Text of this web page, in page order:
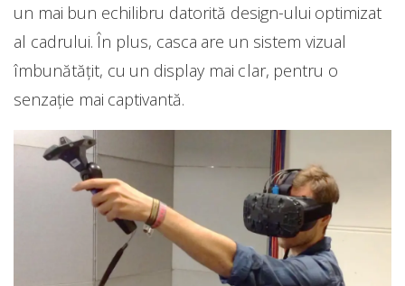
un mai bun echilibru datorită design-ului optimizat
al cadrului. În plus, casca are un sistem vizual
îmbunătăţit, cu un display mai clar, pentru o
senzaţie mai captivantă.